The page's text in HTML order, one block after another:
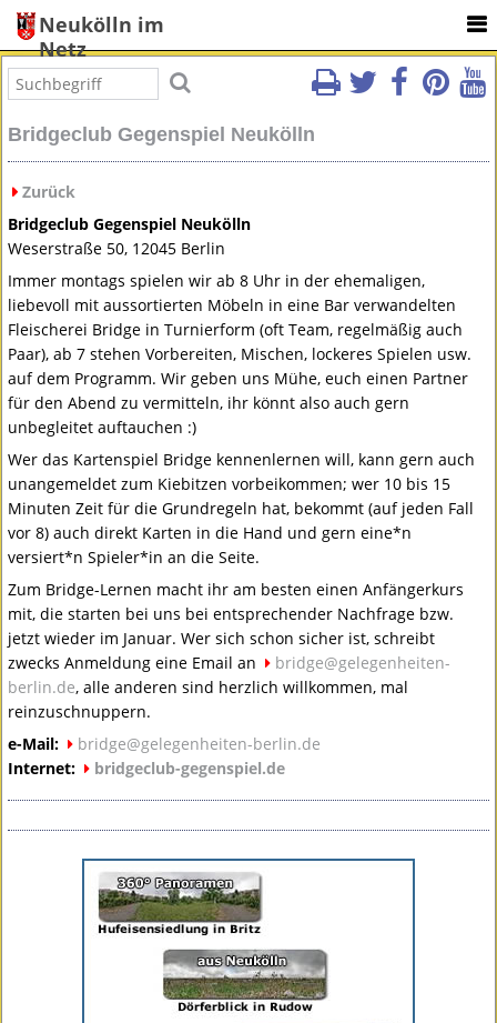
Neukölln im
Netz
Bridgeclub Gegenspiel Neukölln
Zurück
Bridgeclub Gegenspiel Neukölln
Weserstraße 50, 12045 Berlin
Immer montags spielen wir ab 8 Uhr in der ehemaligen,
liebevoll mit aussortierten Möbeln in eine Bar verwandelten
Fleischerei Bridge in Turnierform (oft Team, regelmäßig auch
Paar), ab 7 stehen Vorbereiten, Mischen, lockeres Spielen usw.
auf dem Programm. Wir geben uns Mühe, euch einen Partner
für den Abend zu vermitteln, ihr könnt also auch gern
unbegleitet auftauchen :)
Wer das Kartenspiel Bridge kennenlernen will, kann gern auch
unangemeldet zum Kiebitzen vorbeikommen; wer 10 bis 15
Minuten Zeit für die Grundregeln hat, bekommt (auf jeden Fall
vor 8) auch direkt Karten in die Hand und gern eine*n
versiert*n Spieler*in an die Seite.
Zum Bridge-Lernen macht ihr am besten einen Anfängerkurs
mit, die starten bei uns bei entsprechender Nachfrage bzw.
jetzt wieder im Januar. Wer sich schon sicher ist, schreibt
zwecks Anmeldung eine Email an
bridge@gelegenheiten-
berlin.de, alle anderen sind herzlich willkommen, mal
reinzuschnuppern.
e-Mail:
bridge@gelegenheiten-berlin.de
Internet:
bridgeclub-gegenspiel.de